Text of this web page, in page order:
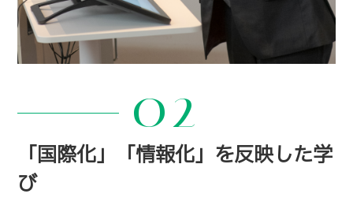
02
「国際化」「情報化」を反映した学
び